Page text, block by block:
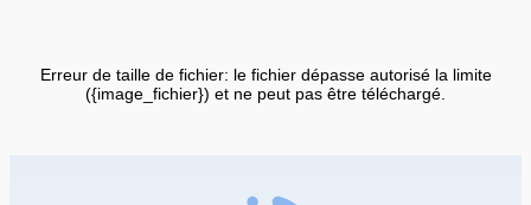
Erreur de taille de fichier: le fichier dépasse autorisé la limite
({image_fichier}) et ne peut pas être téléchargé.